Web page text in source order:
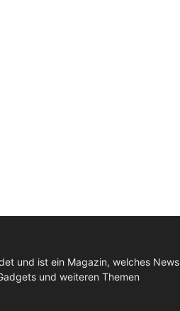
und ist ein Magazin, welches News
und weiteren Themen